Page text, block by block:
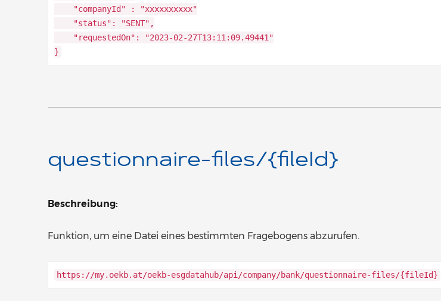
"companyId" : "xxxxxxxxxx"
"status": "SENT",
"requestedOn": "2023-02-27T13:11:09.49441"
}
questionnaire-files/{fileId}
Beschreibung:
Funktion, um eine Datei eines bestimmten Fragebogens abzurufen.
https://my.oekb.at/oekb-esgdatahub/api/company/bank/questionnaire-files/{fileId}